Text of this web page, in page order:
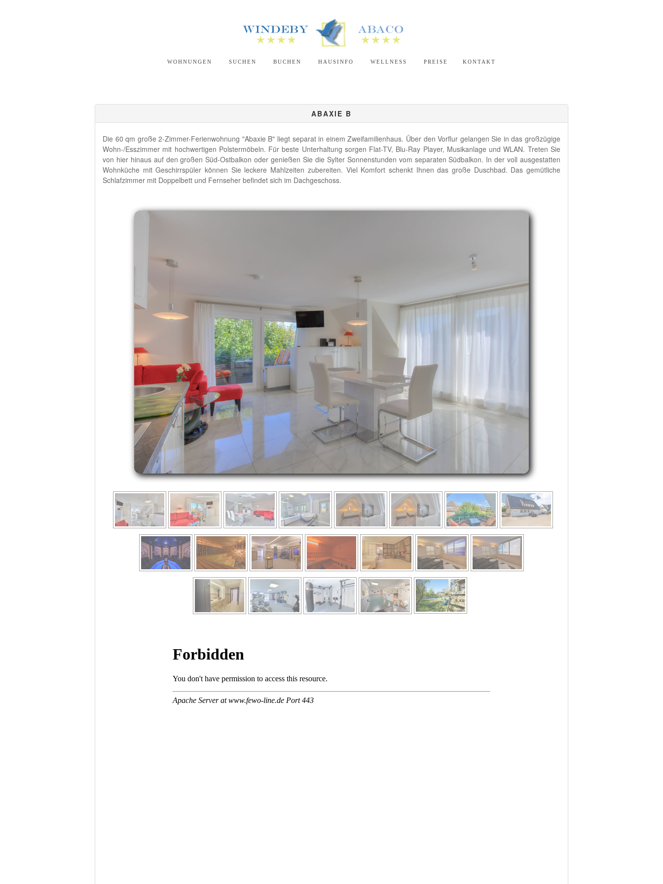
WOHNUNGEN SUCHEN BUCHEN HAUSINFO WELLNESS PREISE KONTAKT
ABAXIE B
Die 60 qm große 2-Zimmer-Ferienwohnung "Abaxie B" liegt separat in einem Zweifamilienhaus. Über den Vorflur gelangen Sie in das großzügige
Wohn-/Esszimmer mit hochwertigen Polstermöbeln. Für beste Unterhaltung sorgen Flat-TV, Blu-Ray Player, Musikanlage und WLAN. Treten Sie
von hier hinaus auf den großen Süd-Ostbalkon oder genießen Sie die Sylter Sonnenstunden vom separaten Südbalkon. In der voll ausgestatten
Wohnküche mit Geschirrspüler können Sie leckere Mahlzeiten zubereiten. Viel Komfort schenkt Ihnen das große Duschbad. Das gemütliche
Schlafzimmer mit Doppelbett und Fernseher befindet sich im Dachgeschoss.